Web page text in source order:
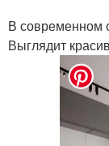
В современном
Выглядит